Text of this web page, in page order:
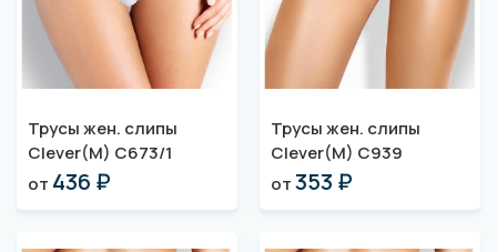
Трусы жен. слипы
Clever(M) C673/1
от 436 ₽
Трусы жен. слипы
Clever(M) C939
от353 ₽